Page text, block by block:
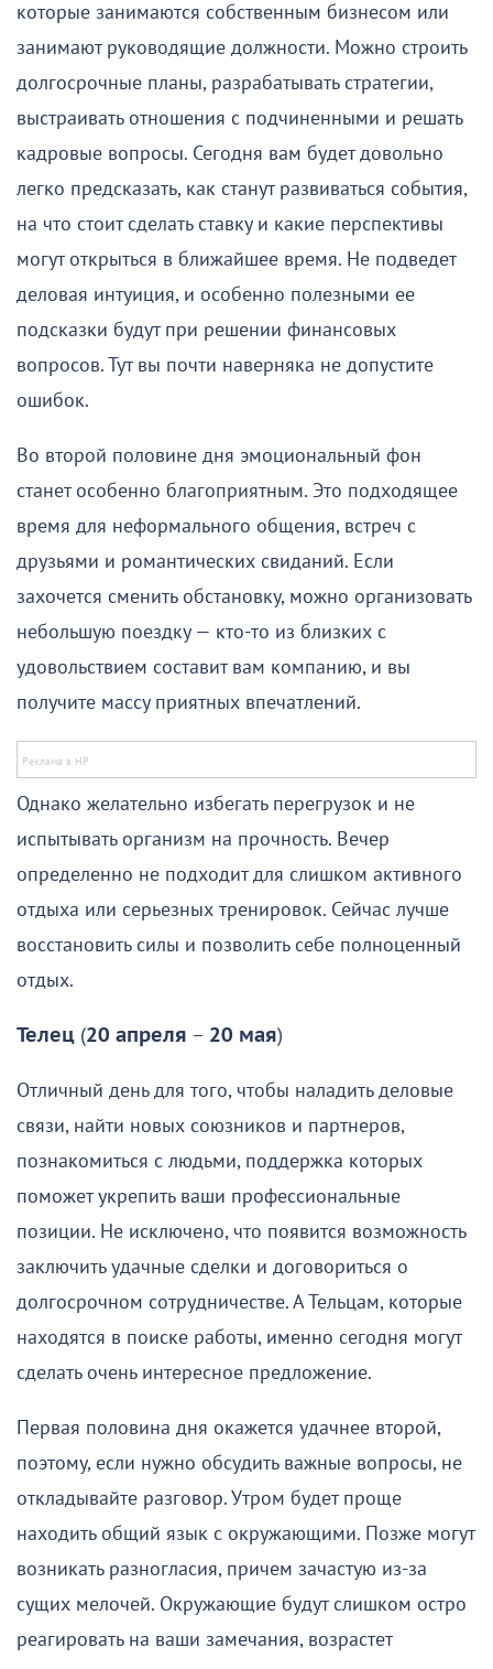
которые занимаются собственным бизнесом или
занимают руководящие должности. Можно строить
долгосрочные планы, разрабатывать стратегии,
выстраивать отношения с подчиненными и решать
кадровые вопросы. Сегодня вам будет довольно
легко предсказать, как станут развиваться события,
на что стоит сделать ставку и какие перспективы
могут открыться в ближайшее время. Не подведет
деловая интуиция, и особенно полезными ее
подсказки будут при решении финансовых
вопросов. Тут вы почти наверняка не допустите
ошибок.
Во второй половине дня эмоциональный фон
станет особенно благоприятным. Это подходящее
время для неформального общения, встреч с
друзьями и романтических свиданий. Если
захочется сменить обстановку, можно организовать
небольшую поездку — кто-то из близких с
удовольствием составит вам компанию, и вы
получите массу приятных впечатлений.
Однако желательно избегать перегрузок и не
испытывать организм на прочность. Вечер
определенно не подходит для слишком активного
отдыха или серьезных тренировок. Сейчас лучше
восстановить силы и позволить себе полноценный
отдых.
Телец (20 апреля – 20 мая)
Отличный день для того, чтобы наладить деловые
связи, найти новых союзников и партнеров,
познакомиться с людьми, поддержка которых
поможет укрепить ваши профессиональные
позиции. Не исключено, что появится возможность
заключить удачные сделки и договориться о
долгосрочном сотрудничестве. А Тельцам, которые
находятся в поиске работы, именно сегодня могут
сделать очень интересное предложение.
Первая половина дня окажется удачнее второй,
поэтому, если нужно обсудить важные вопросы, не
откладывайте разговор. Утром будет проще
находить общий язык с окружающими. Позже могут
возникать разногласия, причем зачастую из-за
сущих мелочей. Окружающие будут слишком остро
реагировать на ваши замечания, возрастет